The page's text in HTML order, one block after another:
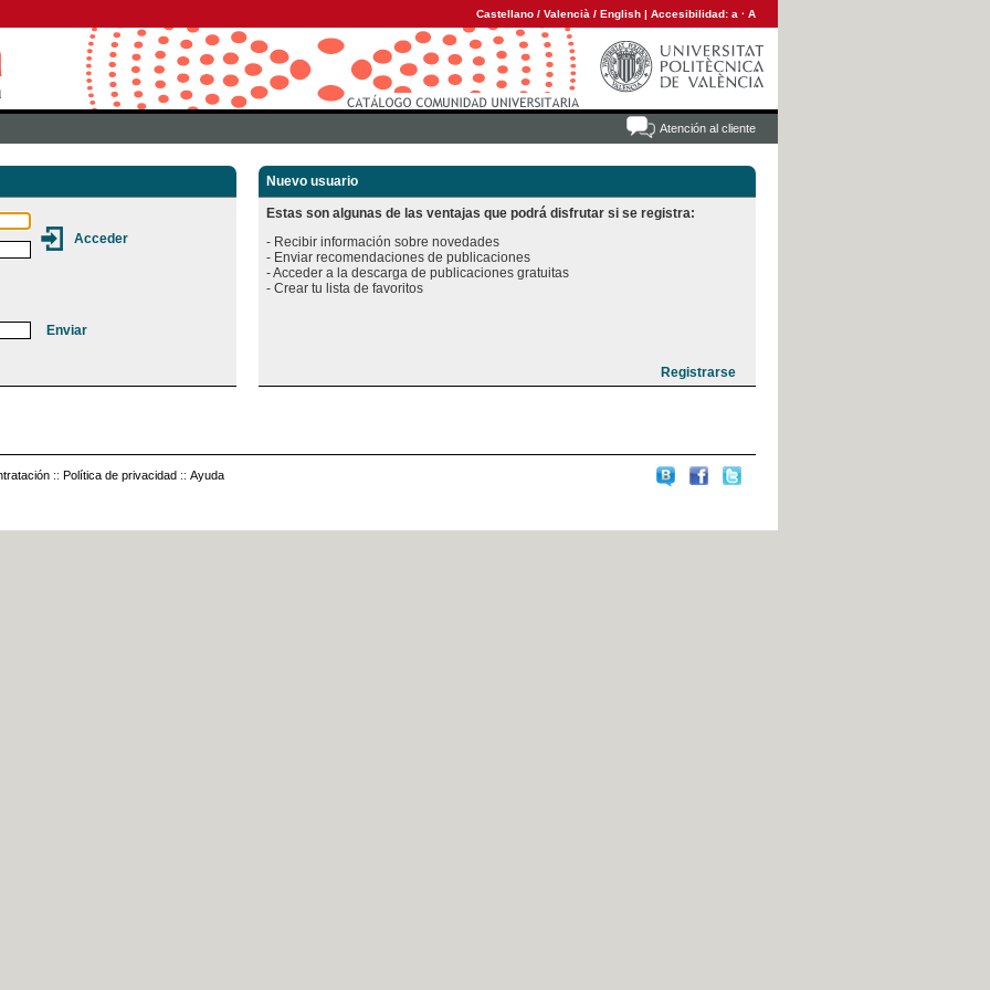
Castellano / Valencià / English | Accesibilidad: a · A
Atención al cliente
Nuevo usuario
Estas son algunas de las ventajas que podrá disfrutar si se registra:
- Recibir información sobre novedades
- Enviar recomendaciones de publicaciones
- Acceder a la descarga de publicaciones gratuitas
:: Política de privacidad :: Ayuda